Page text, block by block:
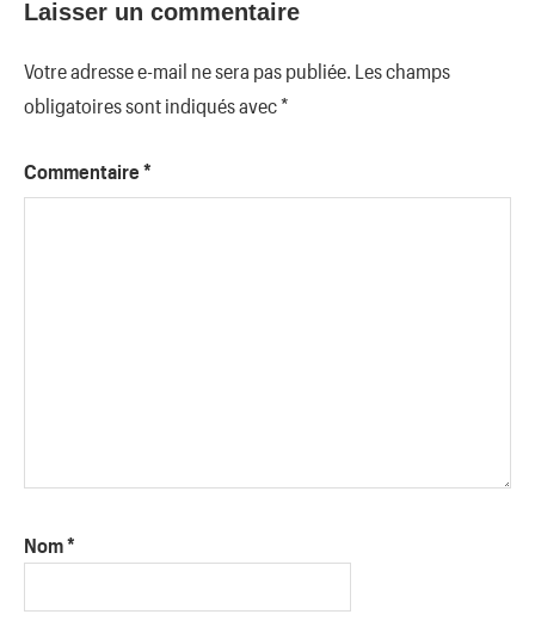
Laisser un commentaire
Votre adresse e-mail ne sera pas publiée. Les champs
obligatoires sont indiqués avec*
Commentaire *
Nom*